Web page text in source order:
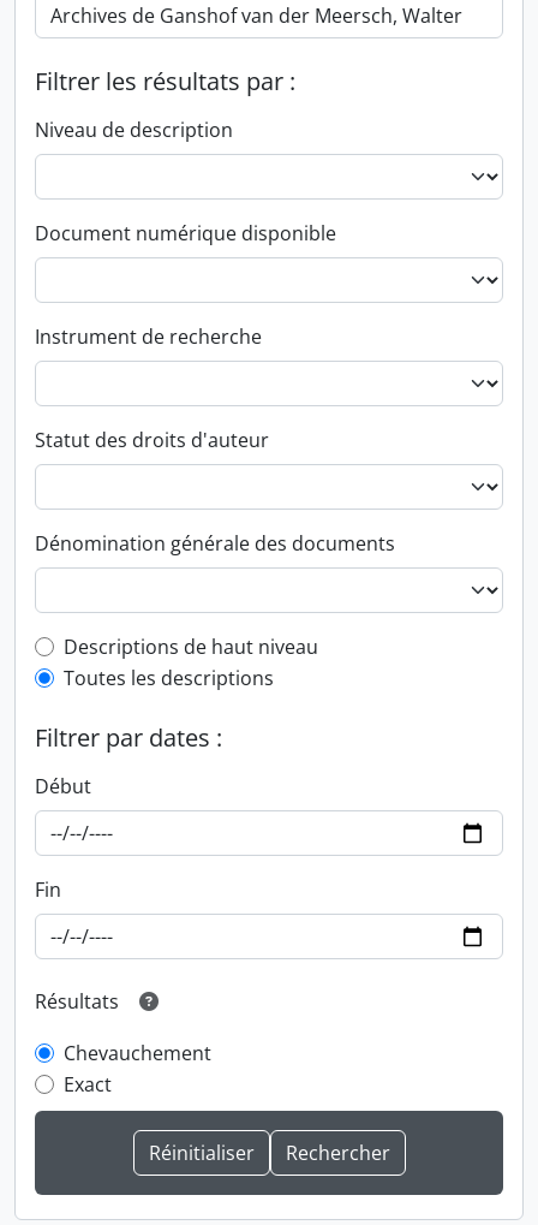
Filtrer les résultats par :
Niveau de description
Document numérique disponible
Instrument de recherche
Statut des droits d'auteur
Dénomination générale des documents
Top-level description filter
Descriptions de haut niveau
Toutes les descriptions
Filtrer par dates :
Début
Fin
Résultats
Chevauchement
Exact